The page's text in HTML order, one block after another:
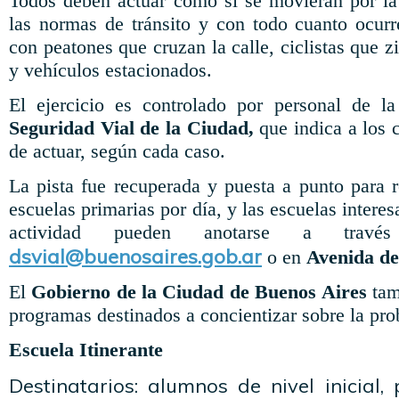
las normas de tránsito y con todo cuanto
con peatones que cruzan la calle, ciclistas que
y vehículos estacionados.
El ejercicio es controlado por personal de
Seguridad Vial de la Ciudad, que indica a los
de actuar, según cada caso.
La pista fue recuperada y puesta a punto para
escuelas primarias por día, y las escuelas
actividad pueden anotarse a
dsvial@buenosaires.gob.ar o en Avenida
El Gobierno de la Ciudad de Buenos Aires
programas destinados a concientizar sobre la
Escuela Itinerante
Destinatarios: alumnos de nivel